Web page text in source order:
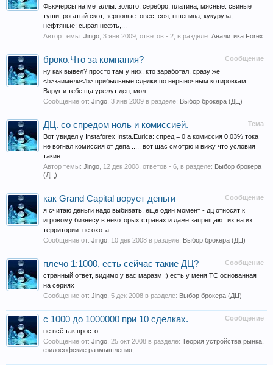
Фьючерсы на металлы: золото, серебро, платина; мясные: свиные
туши, рогатый скот, зерновые: овес, соя, пшеница, кукуруза;
нефтяные: сырая нефть,...
Автор темы: Jingo 3 янв 2009 , ответов - 2, в разделе: Аналитика Forex
Сообщение
броко.Что за компания?
ну как вывел? просто там у них, кто заработал, сразу же
<b>заимели</b> прибыльные сделки по нерыночным котировкам.
Вдруг и тебе ща урежут деп, мол...
Сообщение от: Jingo 3 янв 2009 в разделе: Выбор брокера (ДЦ)
Тема
ДЦ. со спредом ноль и комиссией.
Вот увидел у Instaforex Insta.Eurica: спред = 0 а комиссия 0,03% тока
не вогнал комиссия от депа ..... вот щас смотрю и вижу что условия
такие:...
Автор темы: Jingo 12 дек 2008 , ответов - 6, в разделе: Выбор брокера
(ДЦ)
Сообщение
как Grand Capital ворует деньги
я считаю деньги надо выбивать. ещё один момент - дц относят к
игровому бизнесу в некоторых странах и даже запрещают их на их
территории. не охота...
Сообщение от: Jingo 10 дек 2008 в разделе: Выбор брокера (ДЦ)
Сообщение
плечо 1:1000, есть сейчас такие ДЦ?
странный ответ, видимо у вас маразм ;) есть у меня ТС основанная
на сериях
Сообщение от: Jingo 5 дек 2008 в разделе: Выбор брокера (ДЦ)
Сообщение
с 1000 до 1000000 при 10 сделках.
не всё так просто
Сообщение от: Jingo 25 окт 2008 в разделе: Теория устройства рынка,
философские размышления,